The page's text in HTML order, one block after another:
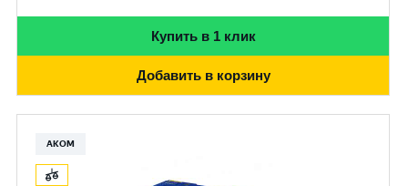
Купить в 1 клик
Добавить в корзину
АКОМ